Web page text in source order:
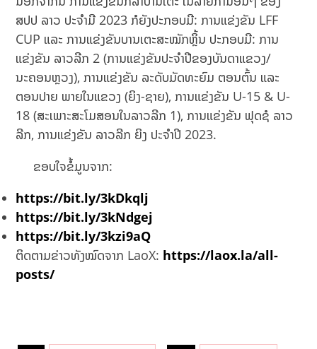
ສປປ ລາວ ປະຈຳມີ 2023 ກໍຍັງປະກອບມີ: ການແຂ່ງຂັນ LFF
CUP ແລະ ການແຂ່ງຂັນບານເຕະສະໝັກຫຼິ້ນ ປະກອບມີ: ການ
ແຂ່ງຂັນ ລາວລີກ 2 (ການແຂ່ງຂັນປະຈໍາປີຂອງບັນດາແຂວງ/
ນະຄອນຫຼວງ), ການແຂ່ງຂັນ ລະດັບມັດທະຍົມ ຕອນຕົ້ນ ແລະ
ຕອນປາຍ ພາຍໃນແຂວງ (ຍິງ-ຊາຍ), ການແຂ່ງຂັນ U-15 & U-
18 (ສະເພາະສະໂມສອນໃນລາວລີກ 1), ການແຂ່ງຂັນ ຟຸດຊໍ ລາວ
ລີກ, ການແຂ່ງຂັນ ລາວລີກ ຍິງ ປະຈຳປີ 2023.
ຂອບໃຈຂໍ້ມູນຈາກ:
https://bit.ly/3kDkqlj
https://bit.ly/3kNdgej
https://bit.ly/3kzi9aQ
ຕິດຕາມຂ່າວທັງໝົດຈາກ LaoX: https://laox.la/all-
posts/